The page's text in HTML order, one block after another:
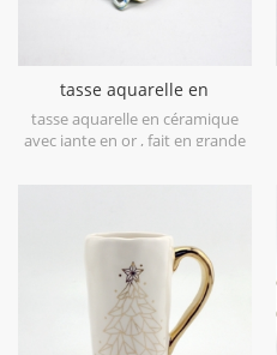
tasse aquarelle en
céramique avec jante en or
tasse aquarelle en céramique
avec jante en or , fait en grande